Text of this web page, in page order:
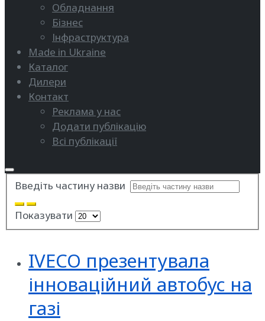
Обладнання
Бізнес
Інфраструктура
Made in Ukraine
Каталог
Дилери
Контакт
Реклама у нас
Додати публікацію
Всі публікації
Введіть частину назви
Показувати
IVECO презентувала
інноваційний автобус на
газі